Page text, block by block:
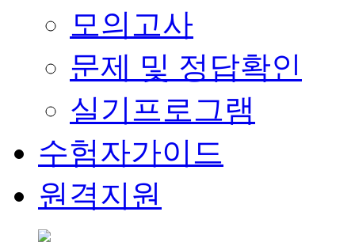
모의고사
문제 및 정답확인
실기프로그램
수험자가이드
원격지원